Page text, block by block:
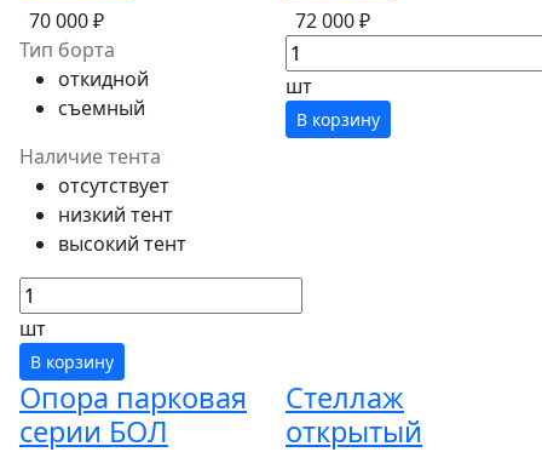
70 000 ₽
Тип борта
откидной
съемный
Наличие тента
отсутствует
низкий тент
высокий тент
шт
В корзину
72 000 ₽
шт
В корзину
Опора парковая
серии БОЛ
Стеллаж
открытый